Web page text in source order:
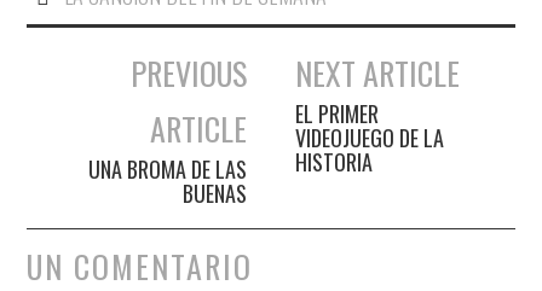
Navegación de entradas
PREVIOUS
ARTICLE
UNA BROMA DE LAS
BUENAS
NEXT ARTICLE
EL PRIMER
VIDEOJUEGO DE LA
HISTORIA
UN COMENTARIO